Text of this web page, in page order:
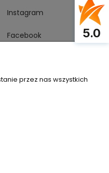
Instagram
Facebook 5.0
przez nas wszystkich